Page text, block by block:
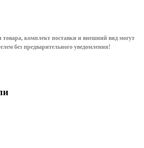
комплект поставки и внешний вид могут
без предварительного уведомления!